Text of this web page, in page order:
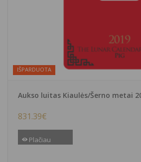
IŠPARDUOTA
Aukso luitas Kiaulės/Šerno metai
831.39€
Plačiau